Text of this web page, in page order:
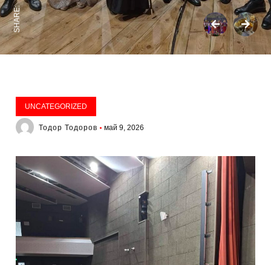
SHARE:
UNCATEGORIZED
Тодор Тодоров май 9, 2026